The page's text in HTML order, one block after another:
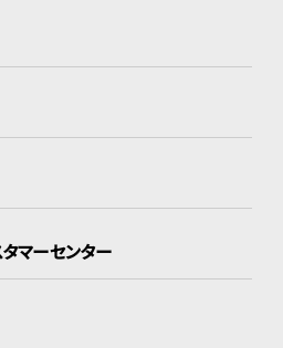
マーセンター